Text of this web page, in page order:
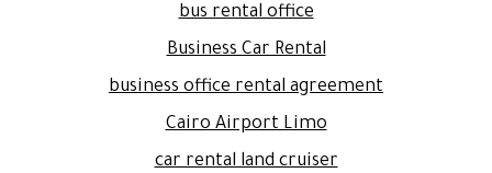
bus rental office
Business Car Rental
business office rental agreement
Cairo Airport Limo
car rental land cruiser